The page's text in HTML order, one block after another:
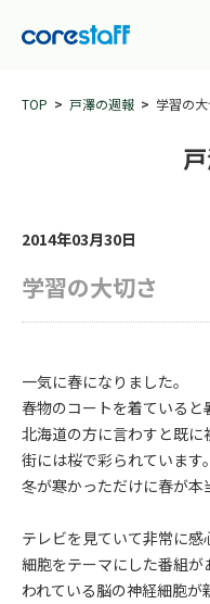
TOP 戸澤の週報 学習の大
2014年03月30日
学習の大切さ
一気に春になりました。
春物のコートを着ていると
北海道の方に言わすと既に
街には桜で彩られています。
冬が寒かっただけに春が本
テレビを見ていて非常に感
細胞をテーマにした番組
われている脳の神経細胞